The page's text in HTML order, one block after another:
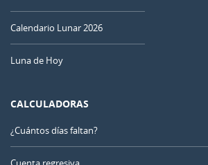
Calendario Lunar 2026
Luna de Hoy
CALCULADORAS
¿Cuántos días faltan?